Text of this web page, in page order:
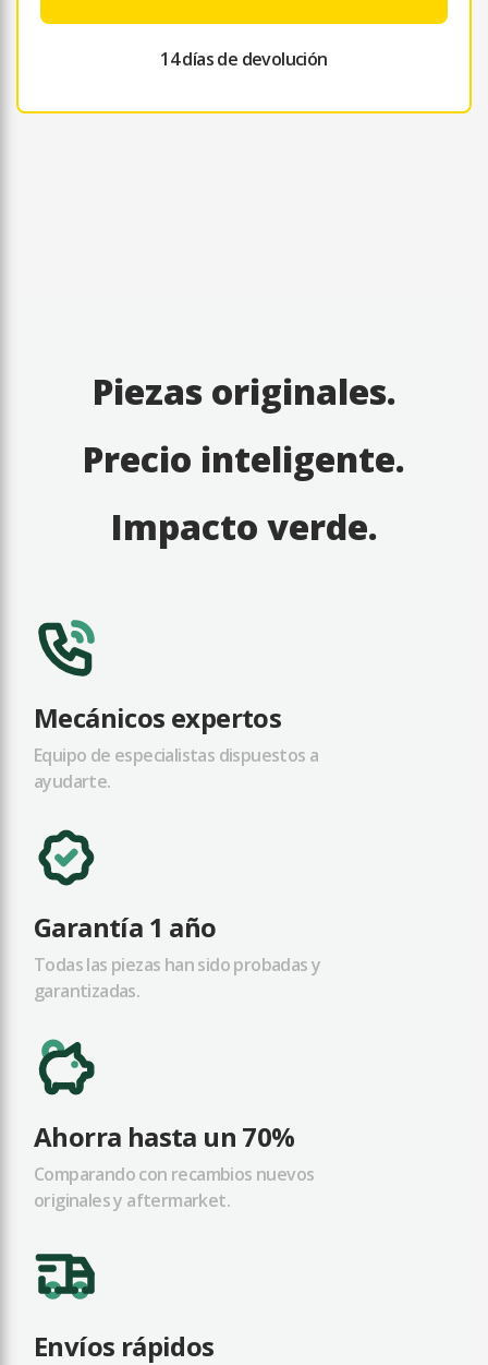
14 días de devolución
Piezas originales.
Precio inteligente.
Impacto verde.
Mecánicos expertos
Equipo de especialistas dispuestos a
ayudarte.
Garantía 1 año
Todas las piezas han sido probadas y
garantizadas.
Ahorra hasta un 70%
Comparando con recambios nuevos
originales y aftermarket.
Envíos rápidos